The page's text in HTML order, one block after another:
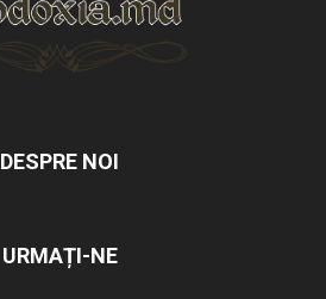
DESPRE NOI
URMAȚI-NE